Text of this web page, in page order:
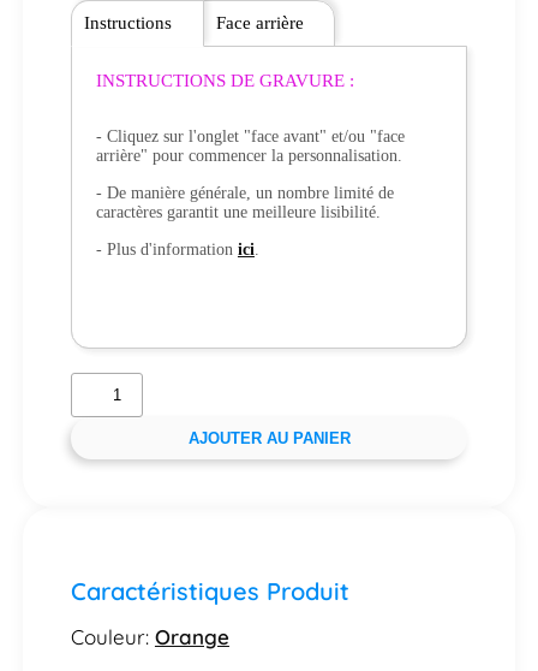
Instructions
INSTRUCTIONS DE GRAVURE :
- Cliquez sur l'onglet "face avant" et/ou "face
arrière" pour commencer la personnalisation.
- De manière générale, un nombre limité de
caractères garantit une meilleure lisibilité.
- Plus d'information ici.
Face arrière
AJOUTER AU PANIER
Caractéristiques Produit
Couleur: Orange